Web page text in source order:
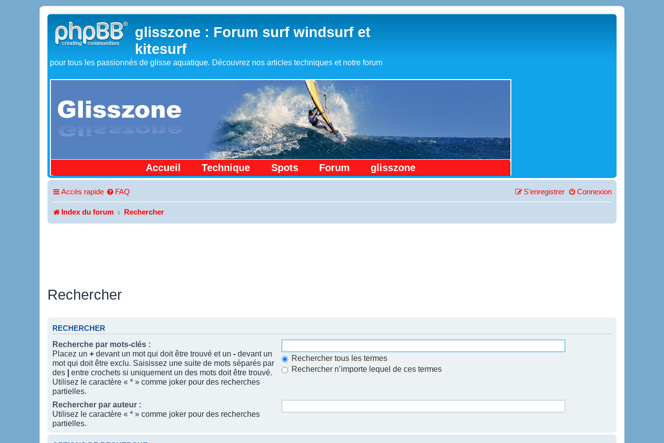
glisszone : Forum surf windsurf et
kitesurf
pour tous les passionnés de glisse aquatique. Découvrez nos articles techniques et notre forum
Accueil Technique Spots Forum glisszone
Accès rapide FAQ Connexion
S’enregistrer
Index du forum Rechercher
Rechercher
RECHERCHER
Recherche par mots-clés :
Placez un + devant un mot qui doit être trouvé et un - devant un
mot qui doit être exclu. Saisissez une suite de mots séparés par
des
entre crochets si uniquement un des mots doit être trouvé.
Utilisez le caractère « * » comme joker pour des recherches
partielles.
Rechercher tous les termes
Rechercher n’importe lequel de ces termes
Rechercher par auteur :
Utilisez le caractère « * » comme joker pour des recherches
partielles.